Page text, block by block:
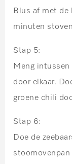
Blus af met de
minuten
Stap 5:
Meng
door elkaar.
groene chili
Stap 6:
Doe de